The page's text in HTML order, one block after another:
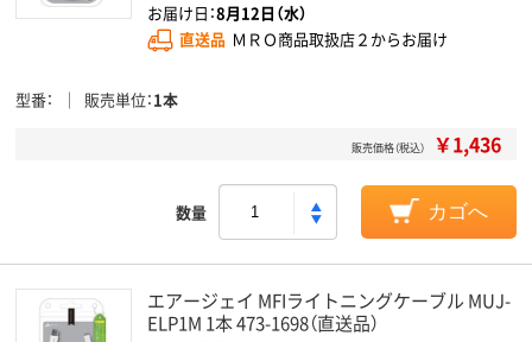
お届け日：8月12日（水）
直送品 ＭＲＯ商品取扱店２からお届け
型番 販売単位 1本
販売価格（税込） ￥1,436
数量 カゴへ
エアージェイ MFIライトニングケーブル MUJ-
ELP1M 1本 473-1698（直送品）